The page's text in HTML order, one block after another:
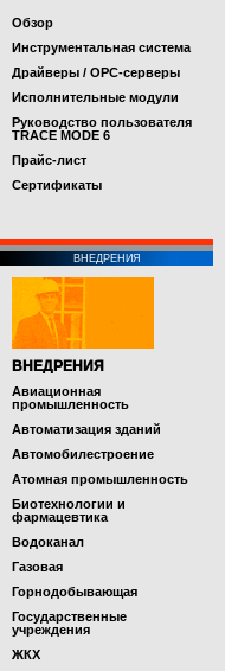
Обзор
Инструментальная система
Драйверы / OPC-серверы
Исполнительные модули
Руководство пользователя
TRACE MODE 6
Прайс-лист
Cертификаты
ВНЕДРЕНИЯ
ВНЕДРЕНИЯ
Авиационная
промышленность
Автоматизация зданий
Автомобилестроение
Атомная промышленность
Биотехнологии и
фармацевтика
Водоканал
Газовая
Горнодобывающая
Государственные
учреждения
ЖКХ